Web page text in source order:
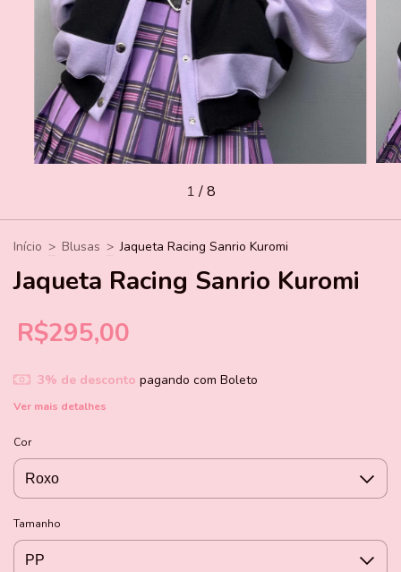
1/8
Início > Blusas > Jaqueta Racing Sanrio Kuromi
Jaqueta Racing Sanrio Kuromi
R$295,00
3% de desconto pagando com Boleto
Ver mais detalhes
Cor
Tamanho